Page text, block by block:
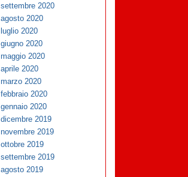
settembre 2020
agosto 2020
luglio 2020
giugno 2020
maggio 2020
aprile 2020
marzo 2020
febbraio 2020
gennaio 2020
dicembre 2019
novembre 2019
ottobre 2019
settembre 2019
agosto 2019